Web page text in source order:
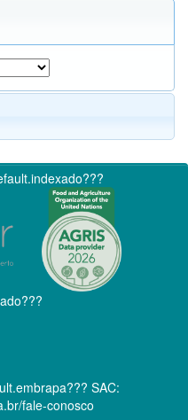
SAC:
fale-conosco